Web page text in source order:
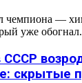
чемпиона —
уже
СССР
скрытые